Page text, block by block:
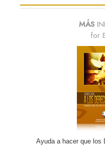
MÁS
for
Ayuda a hacer que los